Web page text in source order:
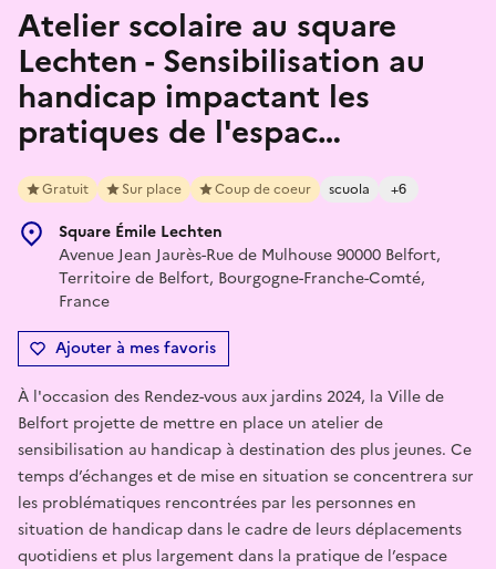
Atelier scolaire au square
Lechten - Sensibilisation au
handicap impactant les
pratiques de l'espac…
Gratuit Sur place Coup de coeur scuola +6
Square Émile Lechten
Avenue Jean Jaurès-Rue de Mulhouse 90000 Belfort,
Territoire de Belfort, Bourgogne-Franche-Comté,
France
Ajouter à mes favoris
À l'occasion des Rendez-vous aux jardins 2024, la Ville de
Belfort projette de mettre en place un atelier de
sensibilisation au handicap à destination des plus jeunes. Ce
temps d’échanges et de mise en situation se concentrera sur
les problématiques rencontrées par les personnes en
situation de handicap dans le cadre de leurs déplacements
quotidiens et plus largement dans la pratique de l’espace